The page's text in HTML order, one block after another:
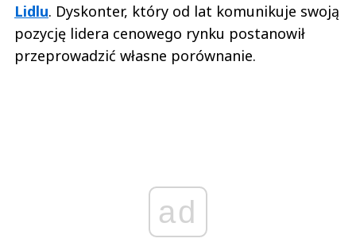
Lidlu. Dyskonter, który od lat komunikuje swoją
pozycję lidera cenowego rynku postanowił
przeprowadzić własne porównanie.
ad